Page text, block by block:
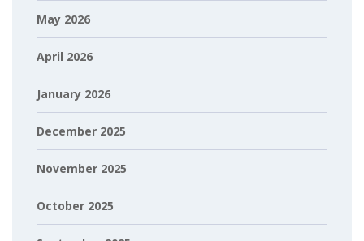
May 2026
April 2026
January 2026
December 2025
November 2025
October 2025